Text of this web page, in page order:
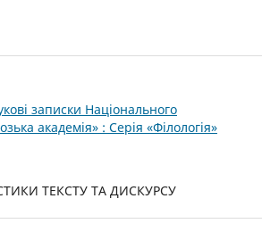
записки Національного
академія» : Серія «Філологія»
ТЕКСТУ ТА ДИСКУРСУ